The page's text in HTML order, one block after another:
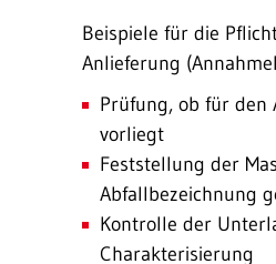
Beispiele für die
Anlieferung
Prüfung, ob für
vorliegt
Feststellung der
Abfallbezeichnung
Kontrolle der
Charakterisierung